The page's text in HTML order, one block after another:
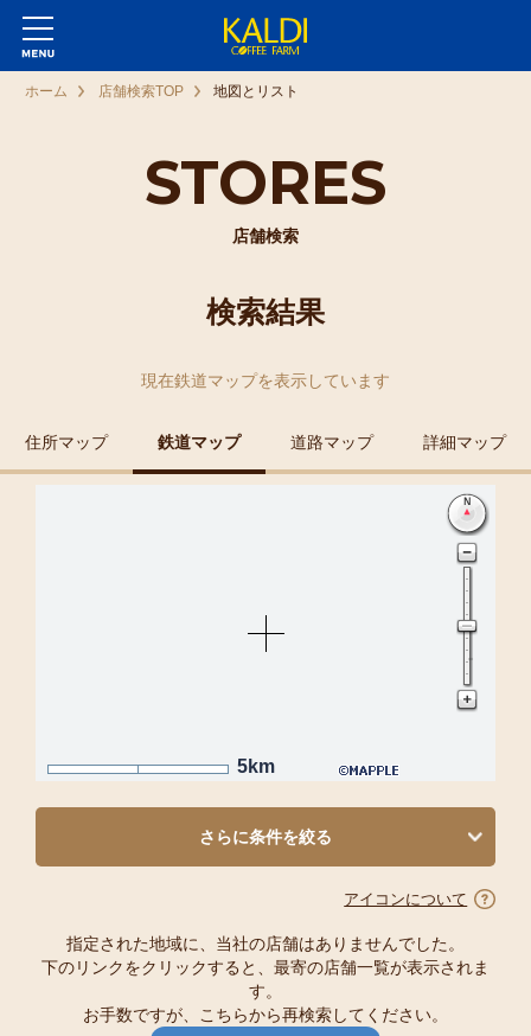
STORES
店舗検索
ホーム 店舗検索TOP 地図とリスト
検索結果
現在鉄道マップを表示しています
住所マップ 鉄道マップ 道路マップ 詳細マップ
5km
さらに条件を絞る
アイコンについて
指定された地域に、当社の店舗はありませんでした。
下のリンクをクリックすると、最寄の店舗一覧が表示されま
す。
お手数ですが、こちらから再検索してください。